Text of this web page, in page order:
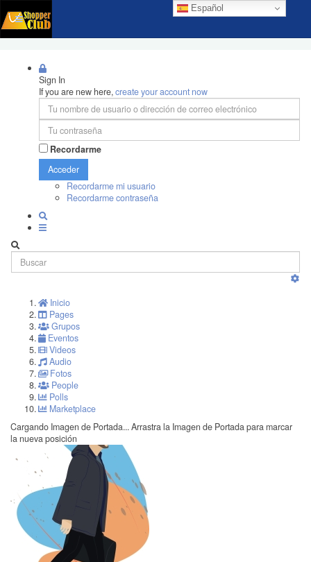
Español
Sign In
If you are new here,create your account now
Recordarme
Acceder
Recordarme mi usuario
Recordarme contraseña
Inicio
Pages
Grupos
Eventos
Videos
Audio
Fotos
People
Polls
Marketplace
Cargando Imagen de Portada... Arrastra la Imagen de Portada para marcar
la nueva posición